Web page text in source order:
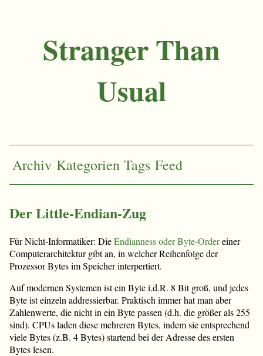
Stranger Than
Usual
Archiv Kategorien Tags Feed
Der Little-Endian-Zug
Für Nicht-Informatiker: DieEndianness oder Byte-Ordereiner
Computerarchitektur gibt an, in welcher Reihenfolge der
Prozessor Bytes im Speicher interpertiert.
Auf modernen Systemen ist ein Byte i.d.R. 8 Bit groß, und jedes
Byte ist einzeln addressierbar. Praktisch immer hat man aber
Zahlenwerte, die nicht in ein Byte passen (d.h. die größer als 255
sind). CPUs laden diese mehreren Bytes, indem sie entsprechend
viele Bytes (z.B. 4 Bytes) startend bei der Adresse des ersten
Bytes lesen.